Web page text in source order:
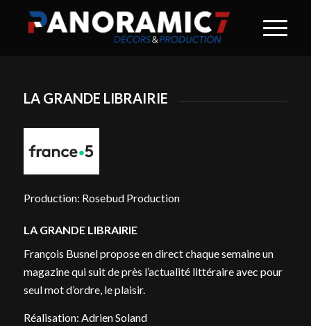
LA GRANDE LIBRAIRIE
Production: Rosebud Production
LA GRANDE LIBRAIRIE
François Busnel propose en direct chaque semaine un
magazine qui suit de près l’actualité littéraire avec pour
seul mot d’ordre, le plaisir.
Réalisation: Adrien Soland